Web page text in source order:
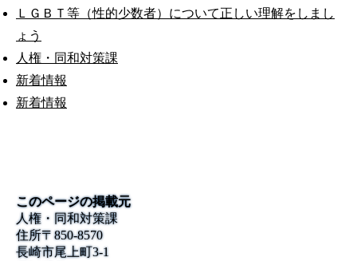
ＬＧＢＴ等（性的少数者）について正しい理解をしまし
ょう
人権・同和対策課
新着情報
新着情報
このページの掲載元
人権・同和対策課
住所〒850-8570
長崎市尾上町3-1